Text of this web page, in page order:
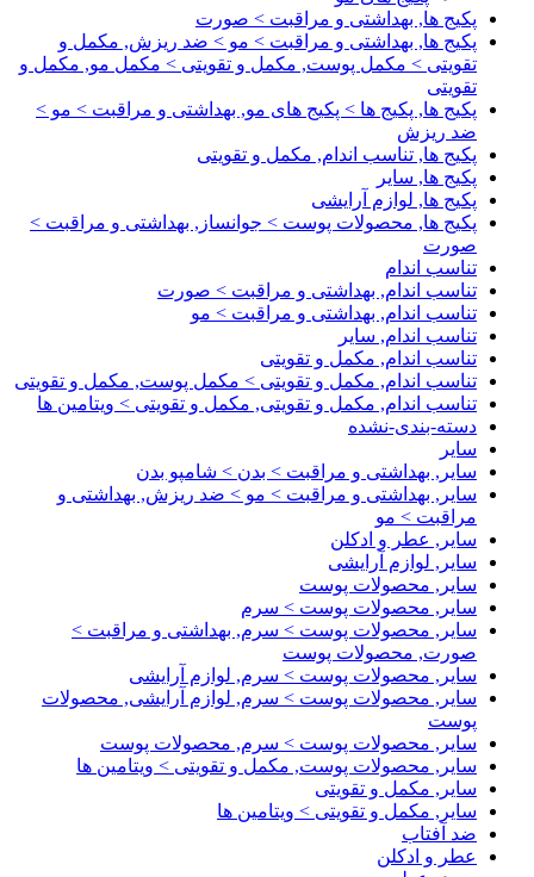
پکیج ها, بهداشتی و مراقبت > صورت
پکیج ها, بهداشتی و مراقبت > مو > ضد ریزش, مکمل و
تقویتی > مکمل پوست, مکمل و تقویتی > مکمل مو, مکمل و
تقویتی
پکیج ها, پکیج ها > پکیج های مو, بهداشتی و مراقبت > مو >
ضد ریزش
پکیج ها, تناسب اندام, مکمل و تقویتی
پکیج ها, سایر
پکیج ها, لوازم آرایشی
پکیج ها, محصولات پوست > جوانساز, بهداشتی و مراقبت >
صورت
تناسب اندام
تناسب اندام, بهداشتی و مراقبت > صورت
تناسب اندام, بهداشتی و مراقبت > مو
تناسب اندام, سایر
تناسب اندام, مکمل و تقویتی
تناسب اندام, مکمل و تقویتی > مکمل پوست, مکمل و تقویتی
تناسب اندام, مکمل و تقویتی, مکمل و تقویتی > ویتامین ها
دسته-بندی-نشده
سایر
سایر, بهداشتی و مراقبت > بدن > شامپو بدن
سایر, بهداشتی و مراقبت > مو > ضد ریزش, بهداشتی و
مراقبت > مو
سایر, عطر و ادکلن
سایر, لوازم آرایشی
سایر, محصولات پوست
سایر, محصولات پوست > سرم
سایر, محصولات پوست > سرم, بهداشتی و مراقبت >
صورت, محصولات پوست
سایر, محصولات پوست > سرم, لوازم آرایشی
سایر, محصولات پوست > سرم, لوازم آرایشی, محصولات
پوست
سایر, محصولات پوست > سرم, محصولات پوست
سایر, محصولات پوست, مکمل و تقویتی > ویتامین ها
سایر, مکمل و تقویتی
سایر, مکمل و تقویتی > ویتامین ها
ضد آفتاب
عطر و ادکلن